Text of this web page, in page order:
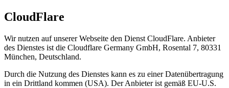
CloudFlare
Wir nutzen auf unserer Webseite den Dienst CloudFlare. Anbieter
des Dienstes ist die Cloudflare Germany GmbH, Rosental 7, 80331
München, Deutschland.
Durch die Nutzung des Dienstes kann es zu einer Datenübertragung
in ein Drittland kommen (USA). Der Anbieter ist gemäß EU-U.S.